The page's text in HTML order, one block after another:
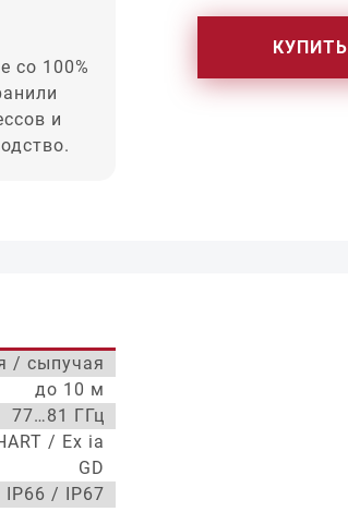
со 100%
и
КУПИТЬ
/ сыпучая
до 10 м
77…81 ГГц
/ Ex ia
GD
IP66 / IP67